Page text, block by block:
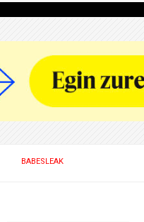
BABESLEAK